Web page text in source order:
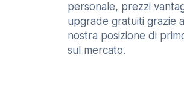
personale, prezzi
upgrade gratuiti grazie
nostra posizione di
sul mercato.